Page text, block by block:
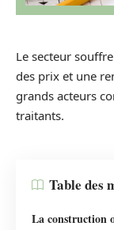
Le secteur
des prix et une
grands acteurs
traitants.
Table des
La construction